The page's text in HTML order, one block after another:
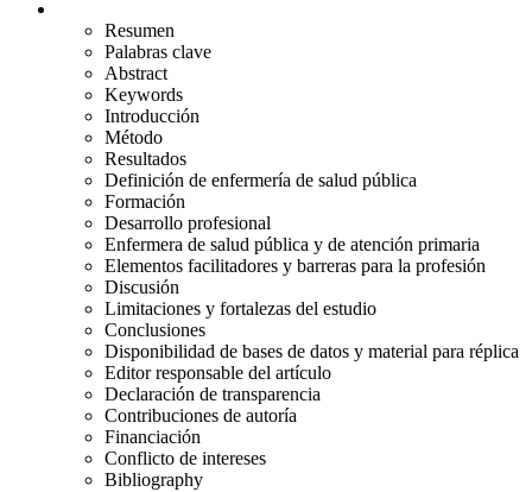
Resumen
Palabras clave
Abstract
Keywords
Introducción
Método
Resultados
Definición de enfermería de salud pública
Formación
Desarrollo profesional
Enfermera de salud pública y de atención primaria
Elementos facilitadores y barreras para la profesión
Discusión
Limitaciones y fortalezas del estudio
Conclusiones
Disponibilidad de bases de datos y material para réplica
Editor responsable del artículo
Declaración de transparencia
Contribuciones de autoría
Financiación
Conflicto de intereses
Bibliography